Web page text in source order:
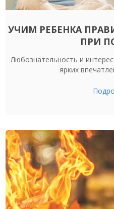
УЧИМ РЕБЕНКА
ПРИ
Любознательность и
ярких